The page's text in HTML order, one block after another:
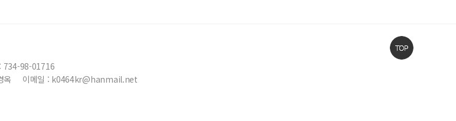
734-98-01716
옥
이메일 : k0464kr@hanmail.net